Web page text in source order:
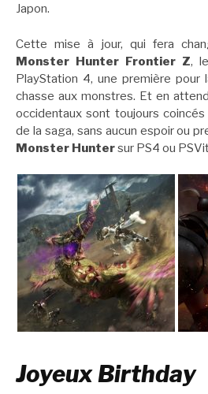
Japon.
Cette mise à jour, qui fera
Monster Hunter Frontier Z,
PlayStation 4, une première pour
chasse aux monstres. Et en
occidentaux sont toujours
de la saga, sans aucun espoir ou
Monster Huntersur PS4 ou
Joyeux Birthday